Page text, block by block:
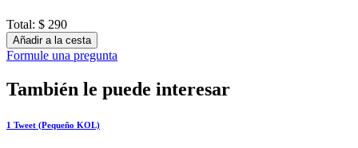
Total: $ 290
Añadir a la cesta
Formule una pregunta
También le puede interesar
1 Tweet (Pequeño KOL)